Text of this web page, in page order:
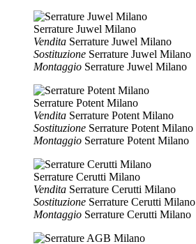
Serrature Juwel Milano
Vendita Serrature Juwel Milano
Sostituzione Serrature Juwel Milano
Montaggio Serrature Juwel Milano
Serrature Potent Milano
Vendita Serrature Potent Milano
Sostituzione Serrature Potent Milano
Montaggio Serrature Potent Milano
Serrature Cerutti Milano
Vendita Serrature Cerutti Milano
Sostituzione Serrature Cerutti Milano
Montaggio Serrature Cerutti Milano